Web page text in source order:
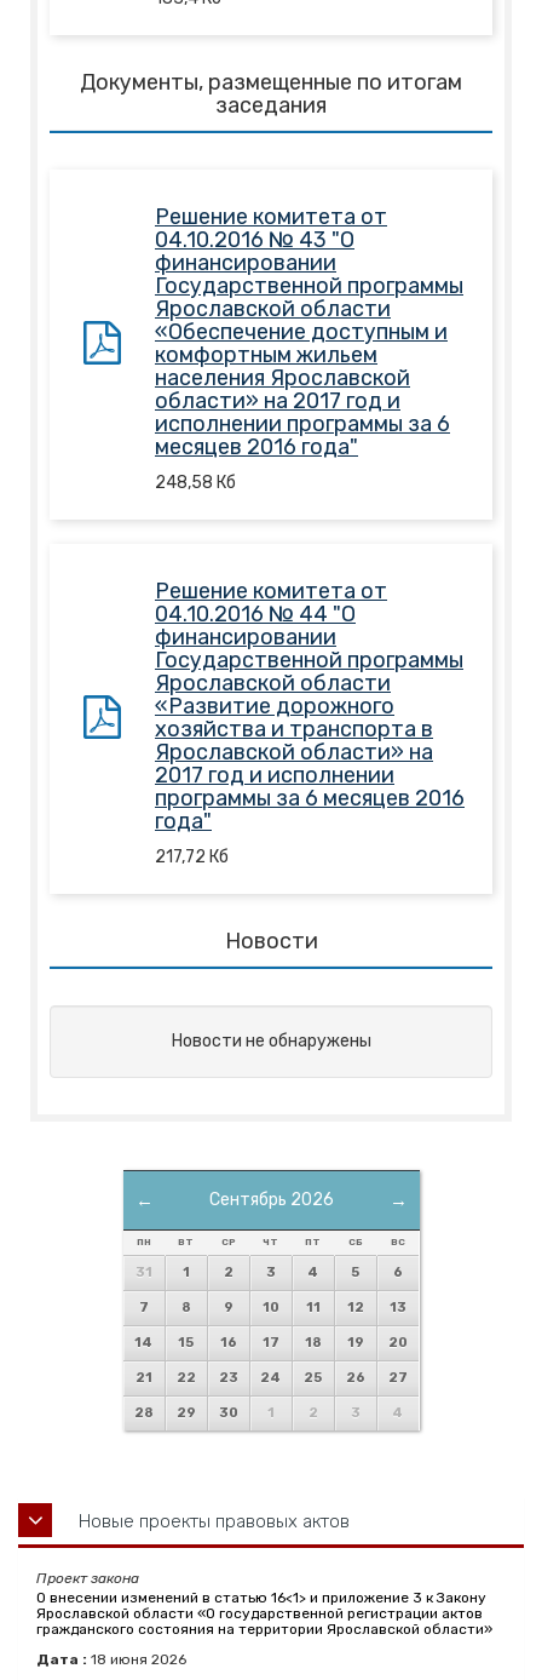
Документы, размещенные по итогам
заседания
Решение комитета от
04.10.2016 № 43 "О
финансировании
Государственной программы
Ярославской области
«Обеспечение доступным и
комфортным жильем
населения Ярославской
области» на 2017 год и
исполнении программы за 6
месяцев 2016 года"
248,58 Кб
Решение комитета от
04.10.2016 № 44 "О
финансировании
Государственной программы
Ярославской области
«Развитие дорожного
хозяйства и транспорта в
Ярославской области» на
2017 год и исполнении
программы за 6 месяцев 2016
года"
217,72 Кб
Новости
Новости не обнаружены
← →
Сентябрь 2026
ПН ВТ СР ЧТ ПТ СБ ВС
31 1 2 3 4 5 6
7 8 9 10 11 12 13
14 15 16 17 18 19 20
21 22 23 24 25 26 27
28 29 30 1 2 3 4
Новые проекты правовых актов
Проект закона
О внесении изменений в статью 16<1> и приложение 3 к Закону
Ярославской области «О государственной регистрации актов
гражданского состояния на территории Ярославской области»
Дата : 18 июня 2026